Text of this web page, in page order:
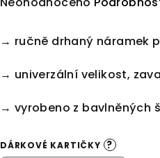
produktu
0,0
hvězdiček.
→ ručně drhaný náramek
→ univerzální velikost,
→ vyrobeno z bavlněných
DÁRKOVÉ KARTIČKY ?